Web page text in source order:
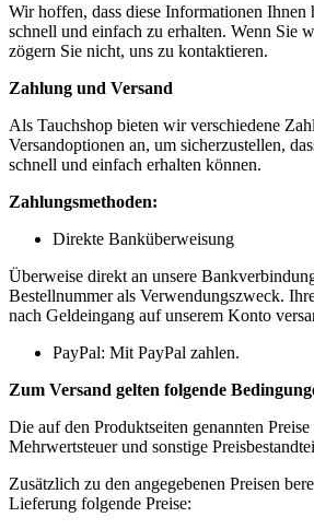
Wir hoffen, dass diese Informationen Ihnen
schnell und einfach zu erhalten. Wenn Sie
zögern Sie nicht, uns zu kontaktieren.
Zahlung und Versand
Als Tauchshop bieten wir verschiedene
Versandoptionen an, um sicherzustellen,
schnell und einfach erhalten können.
Zahlungsmethoden:
Direkte Banküberweisung
Überweise direkt an unsere
Bestellnummer als Verwendungszweck.
nach Geldeingang auf unserem Konto
PayPal: Mit PayPal zahlen.
Zum Versand gelten folgende
Die auf den Produktseiten genannten
Mehrwertsteuer und sonstige
Zusätzlich zu den angegebenen Preisen
Lieferung folgende Preise: